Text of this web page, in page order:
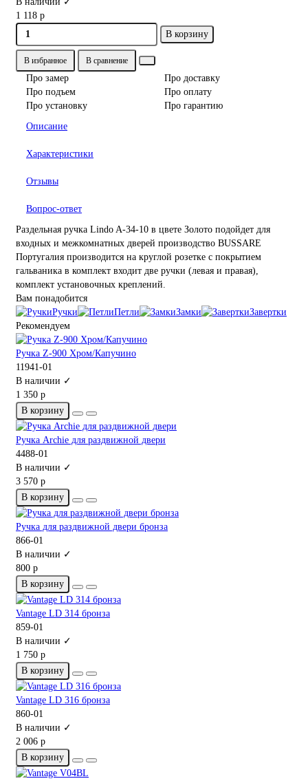
1 118 р
В корзину
В избранное В сравнение
Про замер
Про доставку
Про подъем
Про оплату
Про установку
Про гарантию
Описание
Характеристики
Отзывы
Вопрос-ответ
Раздельная ручка Lindo A-34-10 в цвете Золото подойдет для
входных и межкомнатных дверей производство BUSSARE
Португалия производится на круглой розетке с покрытием
гальваника в комплект входит две ручки (левая и правая),
комплект установочных креплений.
Вам понадобится
Ручки
Петли Замки
Завертки
Рекомендуем
Ручка Z-900 Хром/Капучино
11941-01
В наличии ✓
1 350 р
В корзину
Ручка Archie для раздвижной двери
4488-01
В наличии ✓
3 570 р
В корзину
Ручка для раздвижной двери бронза
866-01
В наличии ✓
800 р
В корзину
Vantage LD 314 бронза
859-01
В наличии ✓
1 750 р
В корзину
Vantage LD 316 бронза
860-01
В наличии ✓
2 006 р
В корзину